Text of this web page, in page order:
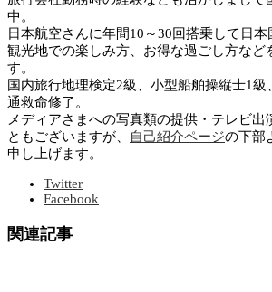
中。
日本航空さんに年間10～30回搭乗して日本
観光地での楽しみ方、お得な過ごし方など
す。
国内旅行地理検定2級、小型船舶操縦士1
通救命修了。
メディアさまへの写真類の提供・テレビ出
ともございますが、
自己紹介ページの下部
申し上げます。
Twitter
Facebook
関連記事